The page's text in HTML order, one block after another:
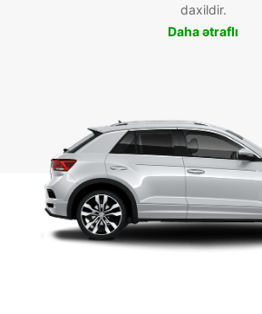
daxildir.
Daha ətraflı